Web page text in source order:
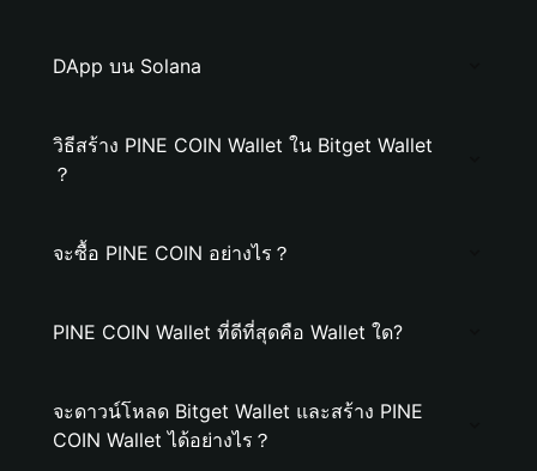
DApp บน Solana
วิธีสร้าง PINE COIN Wallet ใน Bitget Wallet
？
จะซื้อ PINE COIN อย่างไร？
PINE COIN Wallet ที่ดีที่สุดคือ Wallet ใด?
จะดาวน์โหลด Bitget Wallet และสร้าง PINE
COIN Wallet ได้อย่างไร？